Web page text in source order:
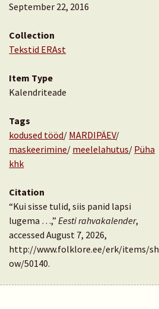
September 22, 2016
Collection
Tekstid ERAst
Item Type
Kalendriteade
Tags
kodused tööd/ MARDIPÄEV/
maskeerimine/ meelelahutus/ Püha
khk
Citation
“Kui sisse tulid, siis panid lapsi
lugema …,”Eesti rahvakalender,
accessed August 7, 2026,
http://www.folklore.ee/erk/items/sh
ow/50140.